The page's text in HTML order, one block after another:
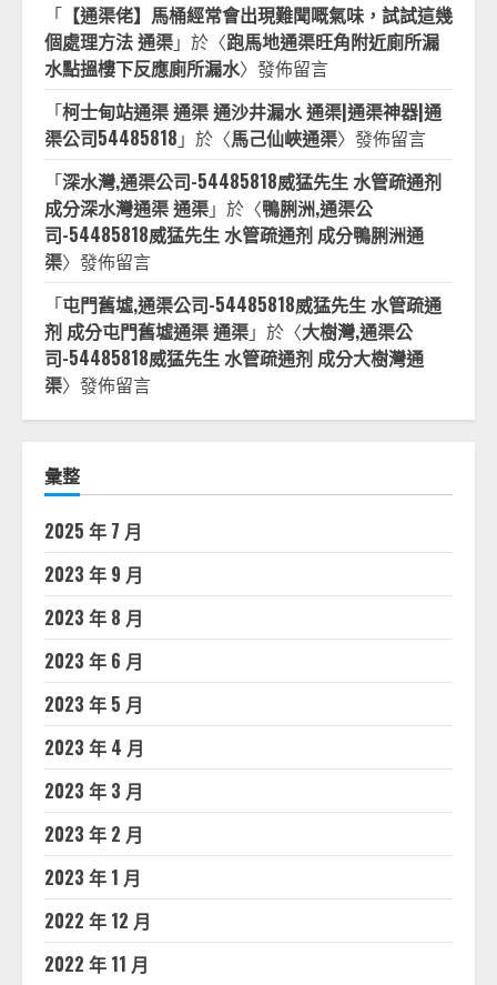
「 【通渠佬】馬桶經常會出現難聞嘅氣味，試試這幾
個處理方法 通渠」於〈跑馬地通渠旺角附近廁所漏
水點搵樓下反應廁所漏水〉發佈留言
「柯士甸站通渠 通渠 通沙井漏水 通渠|通渠神器|通
渠公司54485818 」於〈馬己仙峽通渠〉發佈留言
「深水灣,通渠公司-54485818威猛先生 水管疏通剂
成分深水灣通渠 通渠」於〈鴨脷洲,通渠公
司-54485818威猛先生 水管疏通剂 成分鴨脷洲通
渠〉發佈留言
「屯門舊墟,通渠公司-54485818威猛先生 水管疏通
剂 成分屯門舊墟通渠 通渠」於〈大樹灣,通渠公
司-54485818威猛先生 水管疏通剂 成分大樹灣通
渠〉發佈留言
彙整
2025 年 7 月
2023 年 9 月
2023 年 8 月
2023 年 6 月
2023 年 5 月
2023 年 4 月
2023 年 3 月
2023 年 2 月
2023 年 1 月
2022 年 12 月
2022 年 11 月